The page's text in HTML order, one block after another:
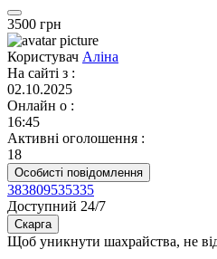
3500 грн
Користувач Аліна
На сайті з :
02.10.2025
Онлайн о :
16:45
Активні оголошення :
18
Особисті повідомлення
383809535335
Доступний 24/7
Скарга
Щоб уникнути шахрайства, не